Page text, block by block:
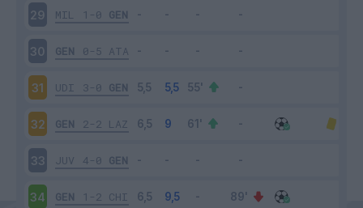
29 MIL 1-0 GEN
30 GEN 0-5 ATA
31 UDI 3-0 GEN
32 GEN 2-2 LAZ
33 JUV 4-0 GEN
34 GEN 1-2 CHI